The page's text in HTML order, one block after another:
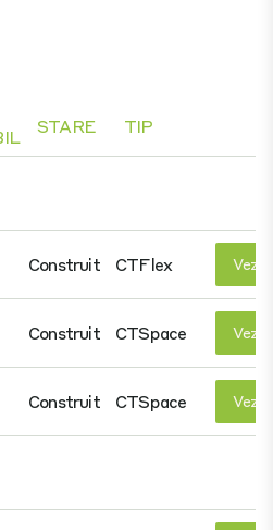
STARE TIP
Construit CTFlex Vezi
Construit CTSpace Vezi
Construit CTSpace Vezi